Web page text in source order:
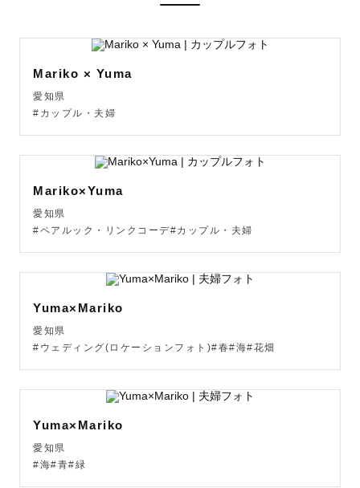
撮っておけばよかった、
と思える写真を🕊️
📍交通費について
瀬戸市から【交通費3000円以内】
別途追加なし🚗
───────────────
📩ご予約の流れ
ご予約・ご相談は
▶「予約リクエスト」または
Mariko × Yuma
愛知県
#カップル・夫婦
Mariko×Yuma
愛知県
#ペアルック・リンクコーデ#カップル・夫婦
Yuma×Mariko
愛知県
#ウェディング(ロケーションフォト)#春#海#花畑
Yuma×Mariko
愛知県
#海#青#緑